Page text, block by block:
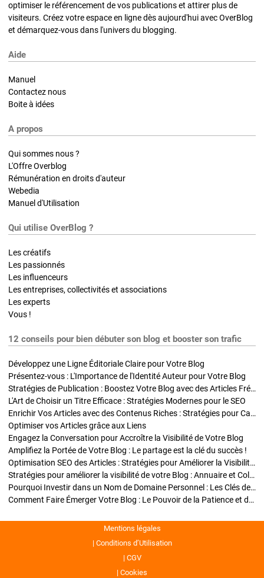
optimiser le référencement de vos publications et attirer plus de
visiteurs. Créez votre espace en ligne dès aujourd'hui avec OverBlog
et démarquez-vous dans l'univers du blogging.
Aide
Manuel
Contactez nous
Boite à idées
A propos
Qui sommes nous ?
L'Offre Overblog
Rémunération en droits d'auteur
Webedia
Manuel d'Utilisation
Qui utilise OverBlog ?
Les créatifs
Les passionnés
Les influenceurs
Les entreprises, collectivités et associations
Les experts
Vous !
12 conseils pour bien débuter son blog et booster son trafic
Développez une Ligne Éditoriale Claire pour Votre Blog
Présentez-vous : L'Importance de l'Identité Auteur pour Votre Blog
Stratégies de Publication : Boostez Votre Blog avec des Articles Fréquents et Exclusifs
L'Art de Choisir un Titre Efficace : Stratégies Modernes pour le SEO
Enrichir Vos Articles avec des Contenus Riches : Stratégies pour Captiver et Optimiser
Optimiser vos Articles grâce aux Liens
Engagez la Conversation pour Accroître la Visibilité de Votre Blog
Amplifiez la Portée de Votre Blog : Le partage est la clé du succès !
Optimisation SEO des Articles : Stratégies pour Améliorer la Visibilité de Votre Blog
Stratégies pour améliorer la visibilité de votre Blog : Annuaire et Collaborations
Pourquoi Investir dans un Nom de Domaine Personnel : Les Clés de la Réussite de Votre Blog
Comment Faire Émerger Votre Blog : Le Pouvoir de la Patience et de la Persévérance
Mentions légales
Conditions d’Utilisation
CGV
Cookies